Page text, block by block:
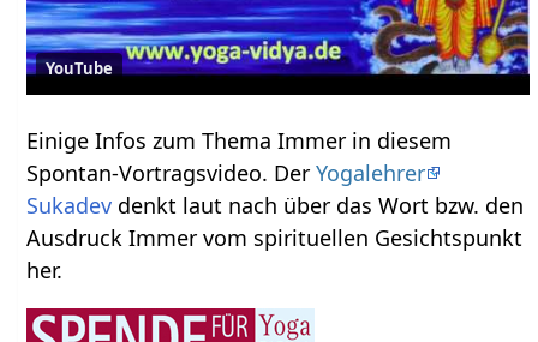
YouTube
Einige Infos zum Thema Immer‏‎ in diesem
Spontan-Vortragsvideo. DerYogalehrer
Sukadev denkt laut nach über das Wort bzw. den
Ausdruck Immer‏‎ vom spirituellen Gesichtspunkt
her.